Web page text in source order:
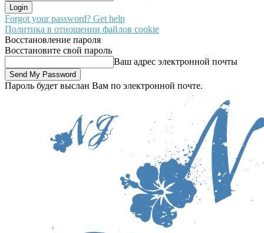
Forgot your password? Get help
Политика в отношении файлов cookie
Восстановление пароля
Восстановите свой пароль
Ваш адрес электронной почты
Пароль будет выслан Вам по электронной почте.